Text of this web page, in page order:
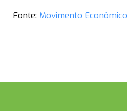
Fonte: Movimento Econômico